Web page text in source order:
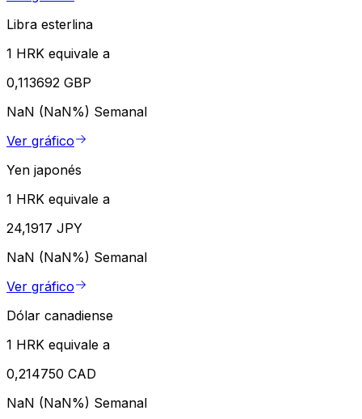
Libra esterlina
1 HRK equivale a
0,113692 GBP
NaN (NaN%) Semanal
Ver gráfico
Yen japonés
1 HRK equivale a
24,1917 JPY
NaN (NaN%) Semanal
Ver gráfico
Dólar canadiense
1 HRK equivale a
0,214750 CAD
NaN (NaN%) Semanal